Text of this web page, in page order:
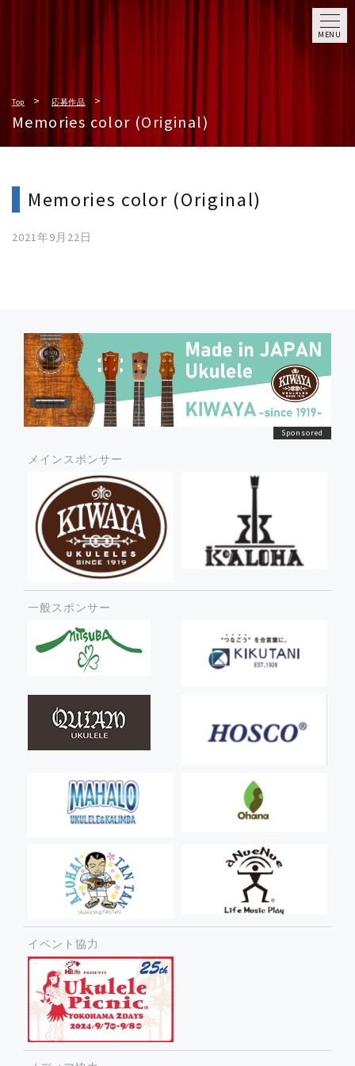
MENU
Top 応募作品
Memories color (Original)
Memories color (Original)
2021年9月22日
メインスポンサー
一般スポンサー
イベント協力